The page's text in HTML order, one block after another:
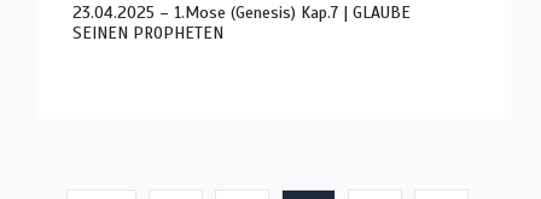
23.04.2025 – 1.Mose (Genesis) Kap.7 | GLAUBE
SEINEN PROPHETEN